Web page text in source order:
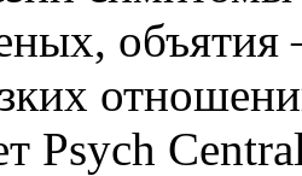
объятия
Psych